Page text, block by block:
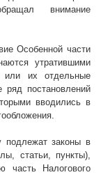
внимание
Особенной части
утратившими
или их отдельные
постановлений
вводились в
подлежат законы в
статьи, пункты),
часть Налогового